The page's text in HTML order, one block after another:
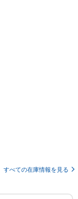
すべての在庫情報を見る